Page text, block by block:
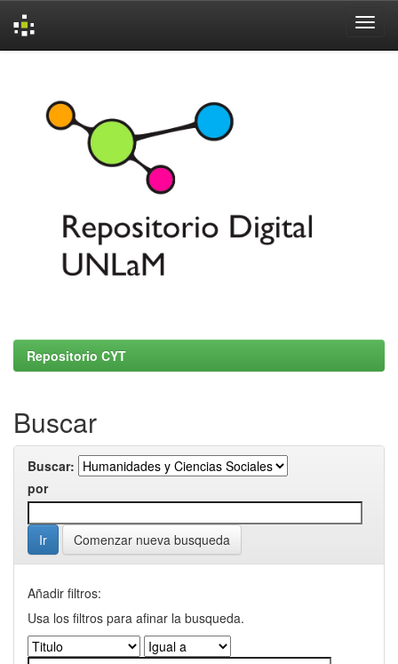
Repositorio CYT
Buscar
Buscar:
por
Comenzar nueva busqueda
Añadir filtros:
Usa los filtros para afinar la busqueda.